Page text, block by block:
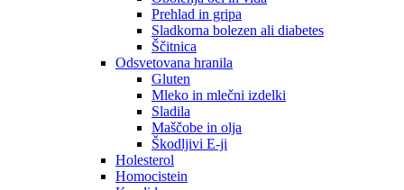
Prehlad in gripa
Sladkorna bolezen ali diabetes
Ščitnica
Odsvetovana hranila
Gluten
Mleko in mlečni izdelki
Sladila
Maščobe in olja
Škodljivi E-ji
Holesterol
Homocistein